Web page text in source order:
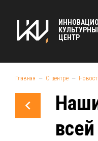
ЦЕНТР
Главная О центре